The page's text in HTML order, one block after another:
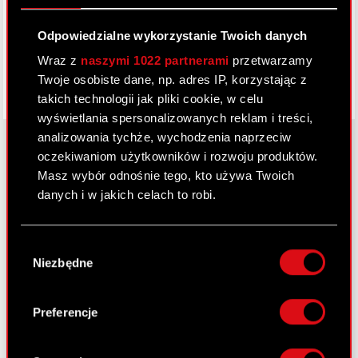
Odpowiedzialne wykorzystanie Twoich danych
Wraz z naszymi 1022 partnerami przetwarzamy
Twoje osobiste dane, np. adres IP, korzystając z
takich technologii jak pliki cookie, w celu
wyświetlania spersonalizowanych reklam i treści,
analizowania tychże, wychodzenia naprzeciw
oczekiwaniom użytkowników i rozwoju produktów.
Masz wybór odnośnie tego, kto używa Twoich
danych i w jakich celach to robi.
lokalizacji geograficznej z dokładnością nawet
Identyfikować Twoje urządzenie, aktywnie
analizując charakteryzującego je zbiory
zgody
Niezbędne
Preferencje
O CD PROJEKT
Zrównoważony rozwój